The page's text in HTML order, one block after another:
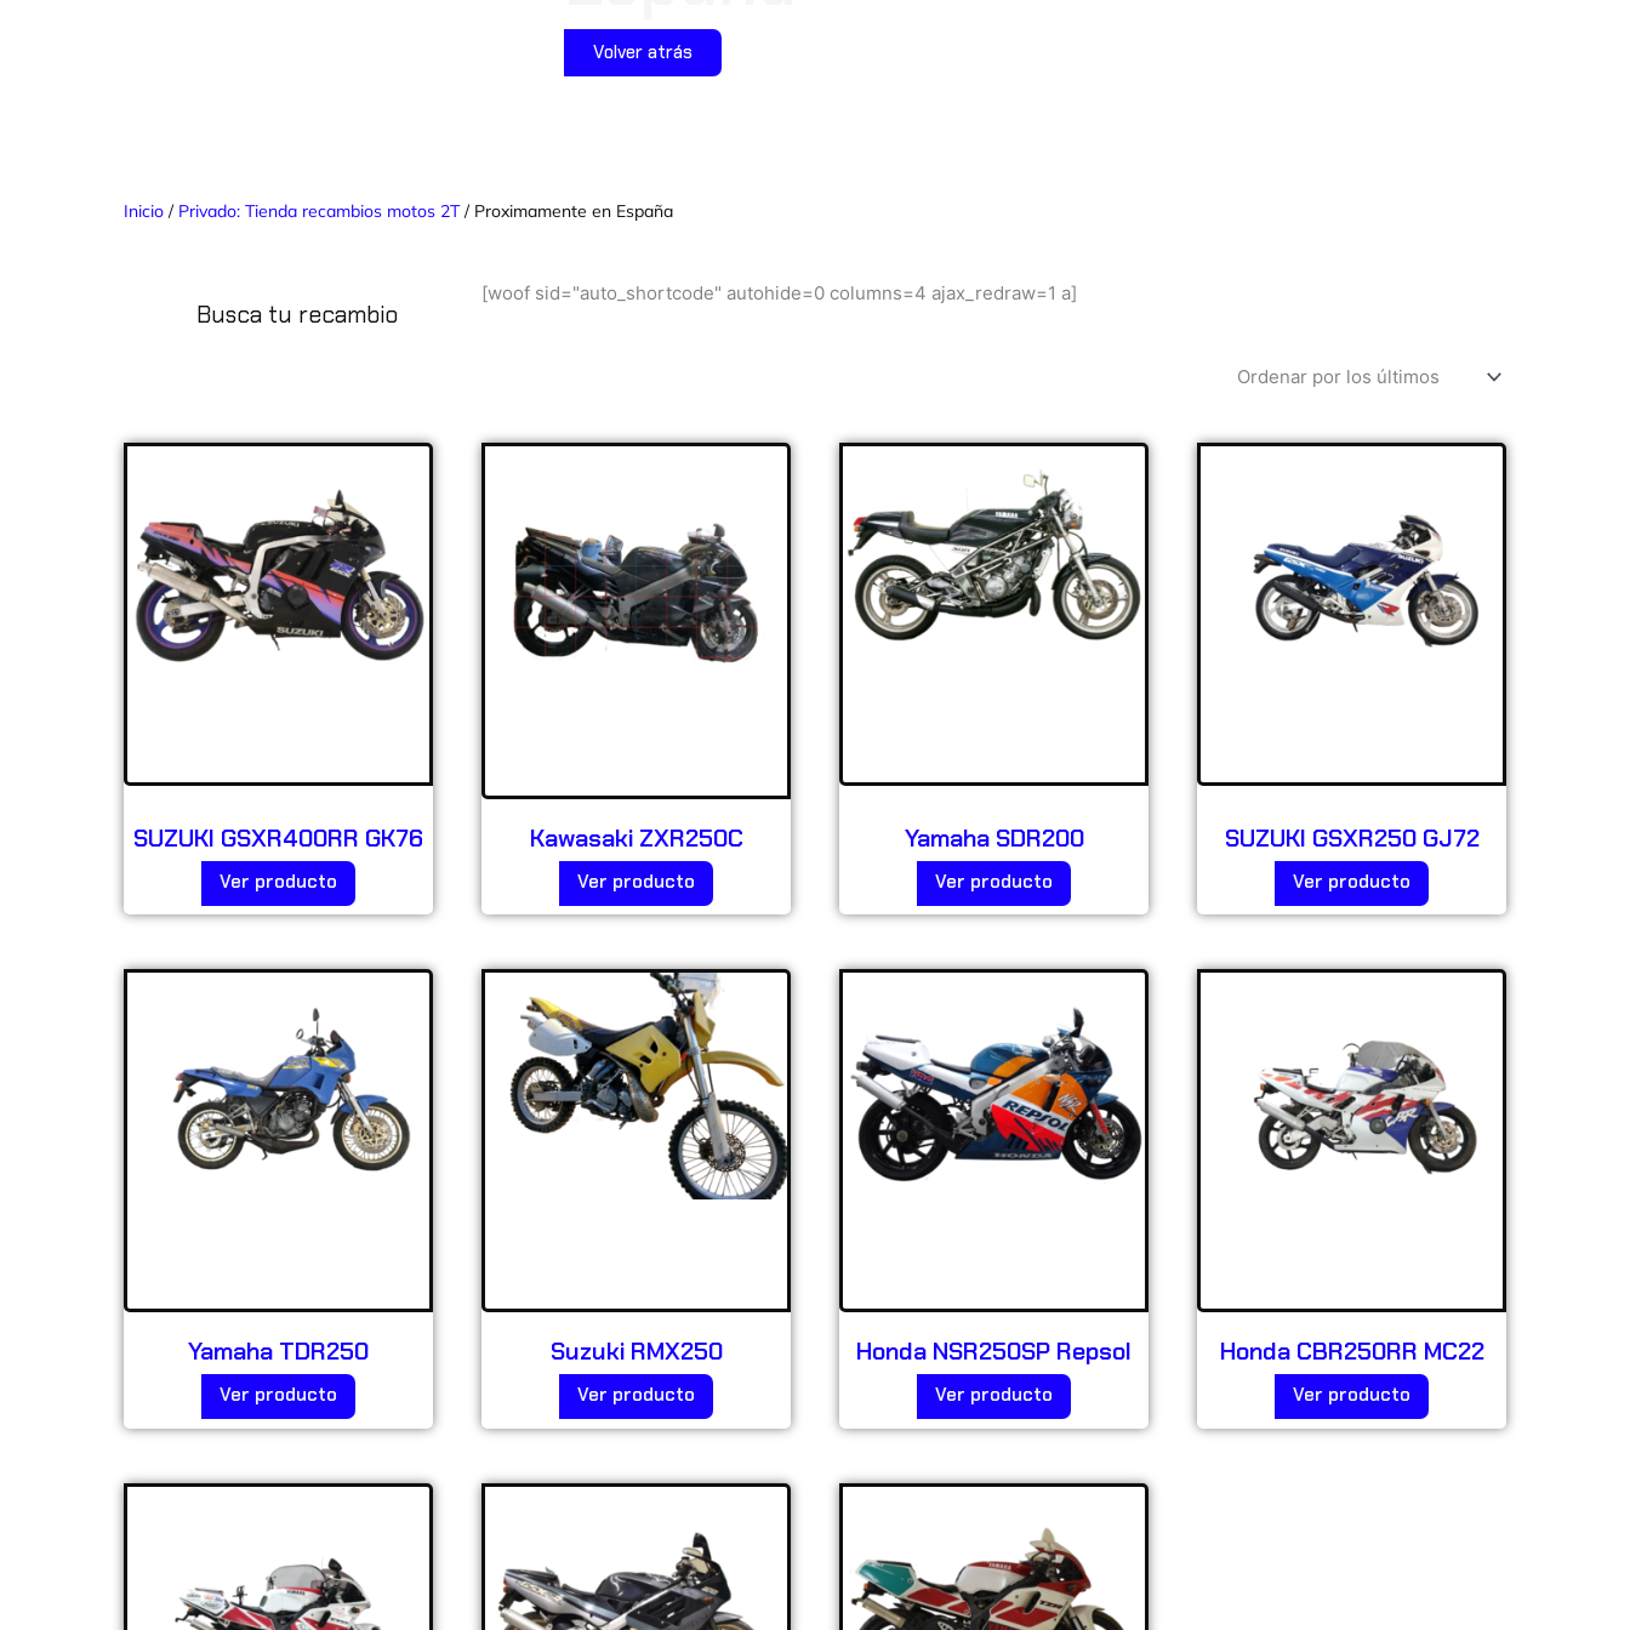
Volver atrás
Inicio / Privado: Tienda recambios motos 2T/ Proximamente en España
Busca tu recambio
[woof sid="auto_shortcode" autohide=0 columns=4 ajax_redraw=1 a]
SUZUKI GSXR400RR GK76
Ver producto
Kawasaki ZXR250C
Ver producto
Yamaha SDR200
Ver producto
SUZUKI GSXR250 GJ72
Ver producto
Yamaha TDR250
Ver producto
Suzuki RMX250
Ver producto
Honda NSR250SP Repsol
Ver producto
Honda CBR250RR MC22
Ver producto